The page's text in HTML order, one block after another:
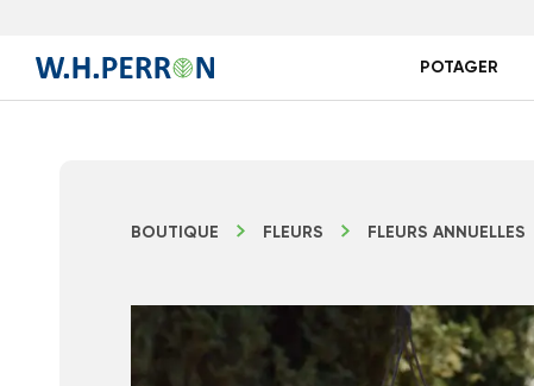
POTAGER
BOUTIQUE FLEURS FLEURS ANNUELLES